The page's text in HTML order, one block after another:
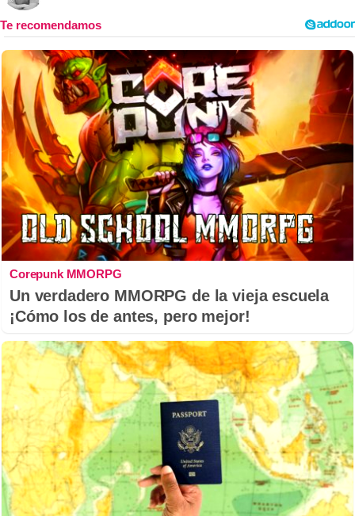
Corepunk MMORPG
Un verdadero MMORPG de la vieja escuela
¡Cómo los de antes, pero mejor!